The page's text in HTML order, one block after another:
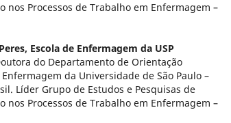
nos Processos de Trabalho em Enfermagem –
Escola de Enfermagem da USP
do Departamento de Orientação
da Universidade de São Paulo –
Líder Grupo de Estudos e Pesquisas de
nos Processos de Trabalho em Enfermagem –